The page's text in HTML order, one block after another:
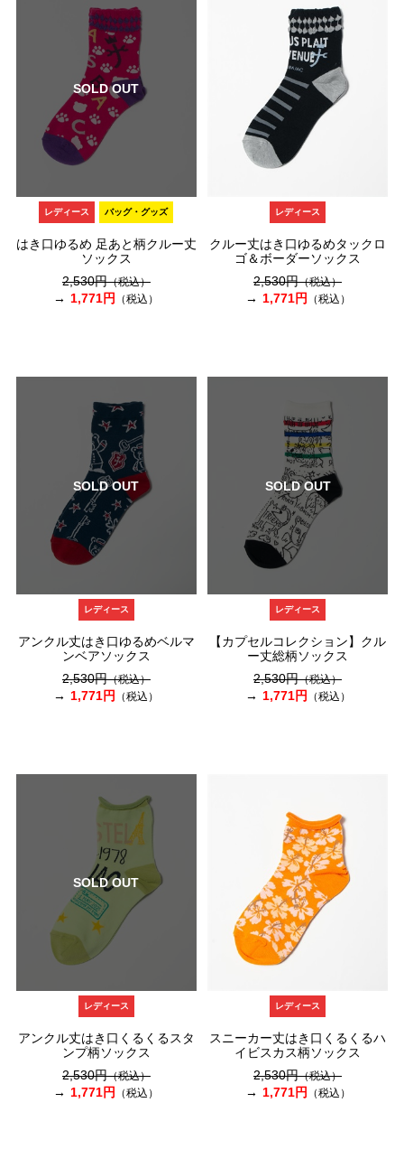
SOLD OUT
レディース バッグ・グッズ
はき口ゆるめ 足あと柄クルー丈
ソックス
2,530円（税込）
1,771円 （税込）
レディース
クルー丈はき口ゆるめタックロ
ゴ＆ボーダーソックス
2,530円（税込）
1,771円 （税込）
SOLD OUT
レディース
アンクル丈はき口ゆるめベルマ
ンベアソックス
2,530円（税込）
1,771円 （税込）
SOLD OUT
レディース
【カプセルコレクション】クル
ー丈総柄ソックス
2,530円（税込）
1,771円 （税込）
SOLD OUT
レディース
アンクル丈はき口くるくるスタ
ンプ柄ソックス
2,530円（税込）
1,771円 （税込）
レディース
スニーカー丈はき口くるくるハ
イビスカス柄ソックス
2,530円（税込）
1,771円 （税込）